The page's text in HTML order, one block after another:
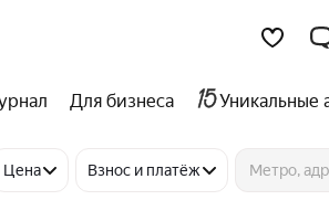
Для бизнеса Уникальные
Цена Взнос и платёж